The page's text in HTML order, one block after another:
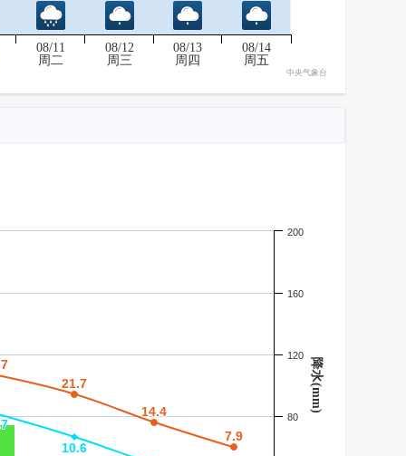
08/11
周二
08/12
周三
08/13
周四
08/14
周五
中央气象台
降水(mm)
21.7
21.7
14.4
14.4
7.9
7.9
10.6
10.6
80
120
160
200